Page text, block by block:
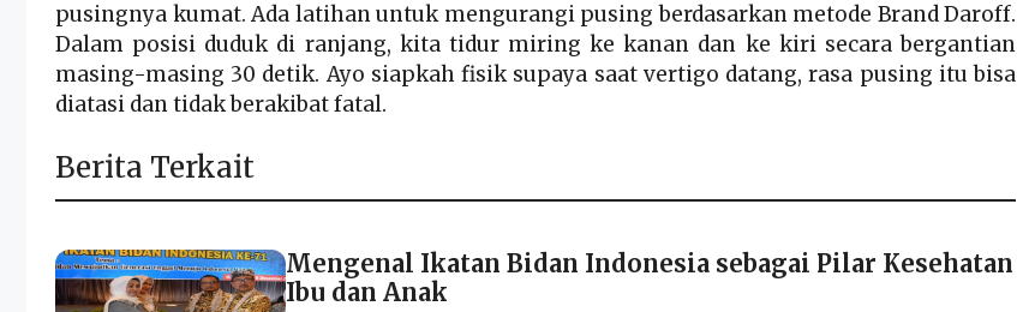
pusingnya kumat. Ada latihan untuk mengurangi pusing berdasarkan metode Brand Daroff.
Dalam posisi duduk di ranjang, kita tidur miring ke kanan dan ke kiri secara bergantian
masing-masing 30 detik. Ayo siapkah fisik supaya saat vertigo datang, rasa pusing itu bisa
diatasi dan tidak berakibat fatal.
Berita Terkait
Mengenal Ikatan Bidan Indonesia sebagai Pilar Kesehatan
Ibu dan Anak